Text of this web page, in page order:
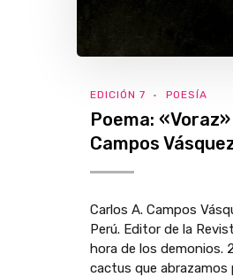
EDICIÓN 7 POESÍA
Poema:
Campos
Carlos A. Campos
Perú. Editor de la
hora de los demonios.
cactus que abrazamos